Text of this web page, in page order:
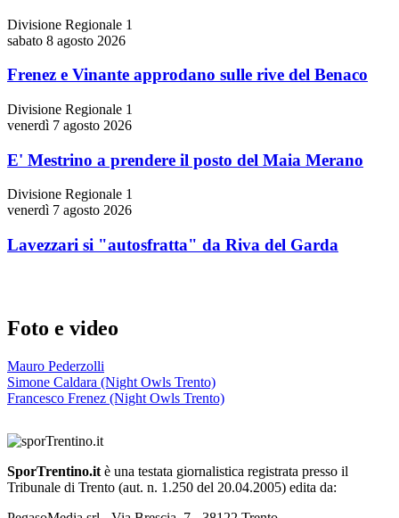
Divisione Regionale 1
sabato 8 agosto 2026
Frenez e Vinante approdano sulle rive del Benaco
Divisione Regionale 1
venerdì 7 agosto 2026
E' Mestrino a prendere il posto del Maia Merano
Divisione Regionale 1
venerdì 7 agosto 2026
Lavezzari si "autosfratta" da Riva del Garda
Foto e video
Mauro Pederzolli
Simone Caldara (Night Owls Trento)
Francesco Frenez (Night Owls Trento)
SporTrentino.it è una testata giornalistica registrata presso il
Tribunale di Trento (aut. n. 1.250 del 20.04.2005) edita da: